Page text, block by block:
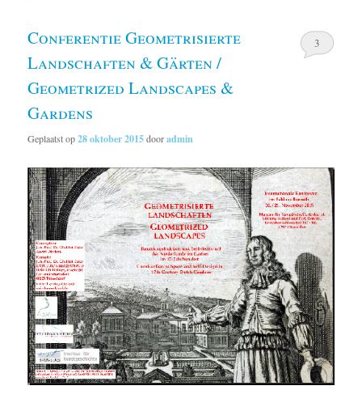
Conferentie Geometrisierte
Landschaften & Gärten /
Geometrized Landscapes &
Gardens
Geplaatst op28 oktober 2015dooradmin
3